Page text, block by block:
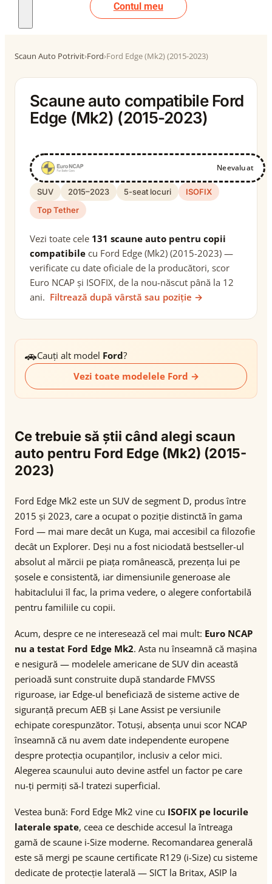
Contul meu
Scaun Auto Potrivit›Ford›Ford Edge (Mk2) (2015-2023)
Scaune auto compatibile Ford
Edge (Mk2) (2015-2023)
Neevaluat
SUV 2015–2023 5-seat locuri
ISOFIX
Top Tether
Vezi toate cele 131 scaune auto pentru copii
compatibile cu Ford Edge (Mk2) (2015-2023) —
verificate cu date oficiale de la producători, scor
Euro NCAP și ISOFIX, de la nou-născut până la 12
ani. Filtrează după vârstă sau poziție →
🚗Cauți alt model Ford?
Vezi toate modelele Ford →
Ce trebuie să știi când alegi scaun
auto pentru Ford Edge (Mk2) (2015-
2023)
Ford Edge Mk2 este un SUV de segment D, produs între
2015 și 2023, care a ocupat o poziție distinctă în gama
Ford — mai mare decât un Kuga, mai accesibil ca filozofie
decât un Explorer. Deși nu a fost niciodată bestseller-ul
absolut al mărcii pe piața românească, prezența lui pe
șosele e consistentă, iar dimensiunile generoase ale
habitaclului îl fac, la prima vedere, o alegere confortabilă
pentru familiile cu copii.
Acum, despre ce ne interesează cel mai mult: Euro NCAP
nu a testat Ford Edge Mk2. Asta nu înseamnă că mașina
e nesigură — modelele americane de SUV din această
perioadă sunt construite după standarde FMVSS
riguroase, iar Edge-ul beneficiază de sisteme active de
siguranță precum AEB și Lane Assist pe versiunile
echipate corespunzător. Totuși, absența unui scor NCAP
înseamnă că nu avem date independente europene
despre protecția ocupanților, inclusiv a celor mici.
Alegerea scaunului auto devine astfel un factor pe care
nu-ți permiți să-l tratezi superficial.
Vestea bună: Ford Edge Mk2 vine cu ISOFIX pe locurile
laterale spate, ceea ce deschide accesul la întreaga
gamă de scaune i-Size moderne. Recomandarea generală
este să mergi pe scaune certificate R129 (i-Size) cu sisteme
dedicate de protecție laterală — SICT la Britax, ASIP la